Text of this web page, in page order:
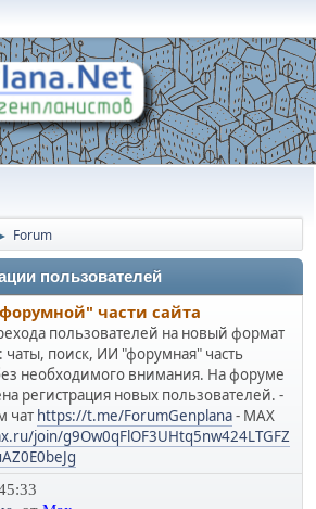
► Forum
пользователей
части сайта
пользователей на новый формат
поиск, ИИ "форумная" часть
необходимого внимания. На форуме
регистрация новых пользователей. -
чат https://t.me/ForumGenplana- МАХ
join/g9Ow0qFlOF3UHtq5nw424LTGFZ